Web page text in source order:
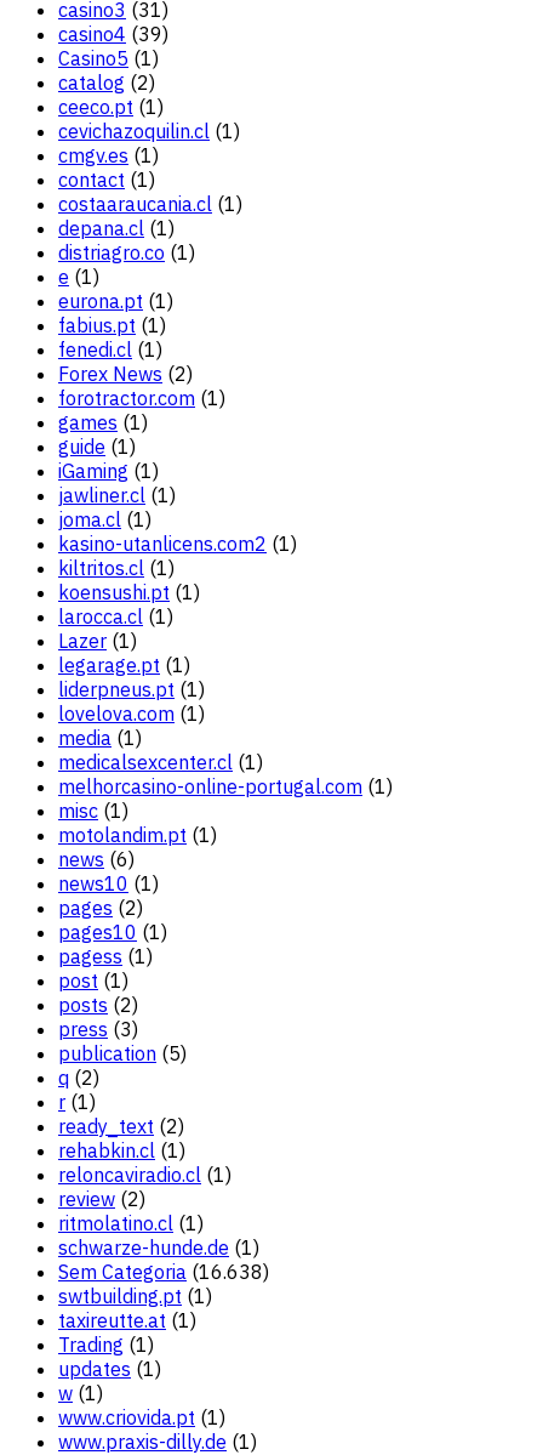
casino3 (31)
casino4 (39)
Casino5 (1)
catalog (2)
ceeco.pt (1)
cevichazoquilin.cl (1)
cmgv.es (1)
contact (1)
costaaraucania.cl (1)
depana.cl (1)
distriagro.co (1)
e (1)
eurona.pt (1)
fabius.pt (1)
fenedi.cl (1)
Forex News (2)
forotractor.com (1)
games (1)
guide (1)
iGaming (1)
jawliner.cl (1)
joma.cl (1)
kasino-utanlicens.com2 (1)
kiltritos.cl (1)
koensushi.pt (1)
larocca.cl (1)
Lazer (1)
legarage.pt (1)
liderpneus.pt (1)
lovelova.com (1)
media (1)
medicalsexcenter.cl (1)
melhorcasino-online-portugal.com (1)
misc (1)
motolandim.pt (1)
news (6)
news10 (1)
pages (2)
pages10 (1)
pagess (1)
post (1)
posts (2)
press (3)
publication (5)
q (2)
r (1)
ready_text (2)
rehabkin.cl (1)
reloncaviradio.cl (1)
review (2)
ritmolatino.cl (1)
schwarze-hunde.de (1)
Sem Categoria (16.638)
swtbuilding.pt (1)
taxireutte.at (1)
Trading (1)
updates (1)
w (1)
www.criovida.pt (1)
www.praxis-dilly.de (1)